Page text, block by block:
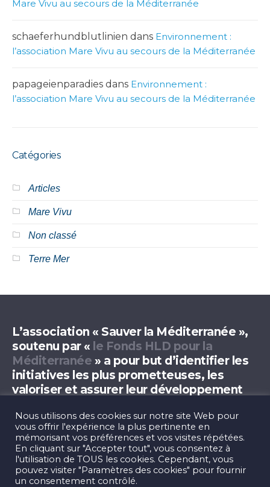
Mare Vivu au secours de la Méditerranée
schaeferhundblutlinien dans Environnement :
l’association Mare Vivu au secours de la Méditerranée
papageienparadies dans Environnement :
l’association Mare Vivu au secours de la Méditerranée
Catégories
Articles
Mare Vivu
Non classé
Terre Mer
L’association « Sauver la Méditerranée »,
soutenu par « le Fonds HLD pour la
Méditerranée » a pour but d’identifier les
initiatives les plus prometteuses, les
valoriser et assurer leur développement
Nous utilisons des cookies sur notre site Web pour
vous offrir l'expérience la plus pertinente en
mémorisant vos préférences et vos visites répétées.
En cliquant sur "Accepter tout", vous consentez à
l'utilisation de TOUS les cookies. Cependant, vous
pouvez visiter "Paramètres des cookies" pour fournir
un consentement contrôlé.